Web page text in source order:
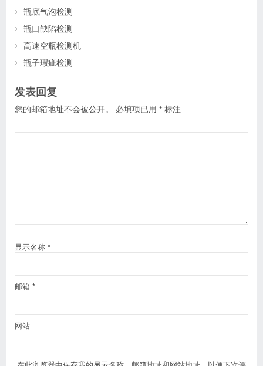
瓶底气泡检测
瓶口缺陷检测
高速空瓶检测机
瓶子瑕疵检测
发表回复
您的邮箱地址不会被公开。 必填项已用 * 标注
显示名称 *
邮箱 *
网站